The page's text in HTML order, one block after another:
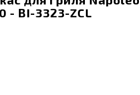
- BI-3323-ZCL